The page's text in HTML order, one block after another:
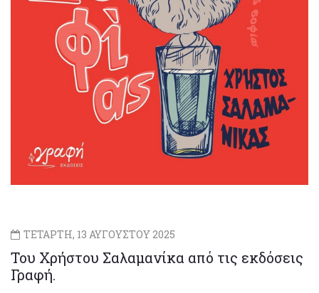
ΤΕΤΑΡΤΗ, 13 ΑΥΓΟΥΣΤΟΥ 2025
Του Χρήστου Σαλαμανίκα από τις εκδόσεις
Γραφή.